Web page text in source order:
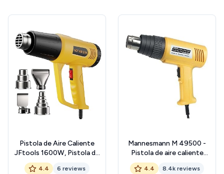
Pistola de Aire Caliente
JFtools 1600W, Pistola de
Calor Control de 2
Velocidades de
4.4 6 reviews
Mannesmann M 49500 -
Pistola de aire caliente
(2000 W, incluye 4
accesorios), 230 V || 50Hz
4.4 8.4k reviews